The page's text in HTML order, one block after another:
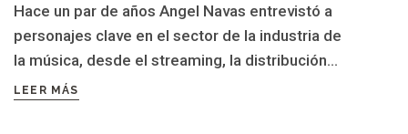
Hace un par de años Angel Navas entrevistó a
personajes clave en el sector de la industria de
la música, desde el streaming, la distribución...
LEER MÁS